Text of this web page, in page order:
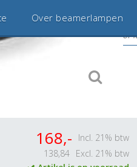
Over beamerlampen
20 jaar betrouwbaar en ervaren
168,-
Incl. 21% btw
138,84 Excl. 21% btw